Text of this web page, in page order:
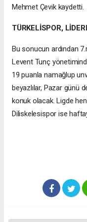
Mehmet Çevik kaydetti.
TÜRKELİSPOR,
Bu sonucun ardından
Levent Tunç
19 puanla namağlup
beyazlılar, Pazar günü
konuk olacak. Ligde
Diliskelesispor ise